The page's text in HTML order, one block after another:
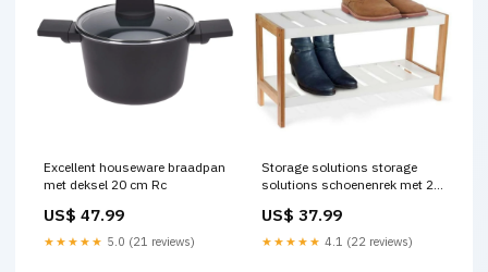
Excellent houseware braadpan
met deksel 20 cm Rc
US$ 47.99
★★★★★ 5.0 (21 reviews)
Storage solutions storage
solutions schoenenrek met 2
26 cm
US$ 37.99
★★★★★ 4.1 (22 reviews)